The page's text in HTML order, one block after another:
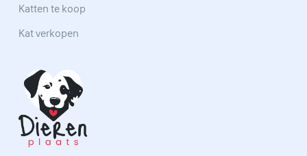
Katten te koop
Kat verkopen